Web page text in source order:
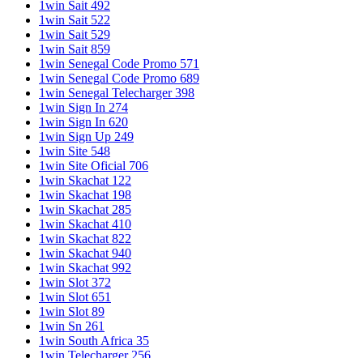
1win Sait 492
1win Sait 522
1win Sait 529
1win Sait 859
1win Senegal Code Promo 571
1win Senegal Code Promo 689
1win Senegal Telecharger 398
1win Sign In 274
1win Sign In 620
1win Sign Up 249
1win Site 548
1win Site Oficial 706
1win Skachat 122
1win Skachat 198
1win Skachat 285
1win Skachat 410
1win Skachat 822
1win Skachat 940
1win Skachat 992
1win Slot 372
1win Slot 651
1win Slot 89
1win Sn 261
1win South Africa 35
1win Telecharger 256